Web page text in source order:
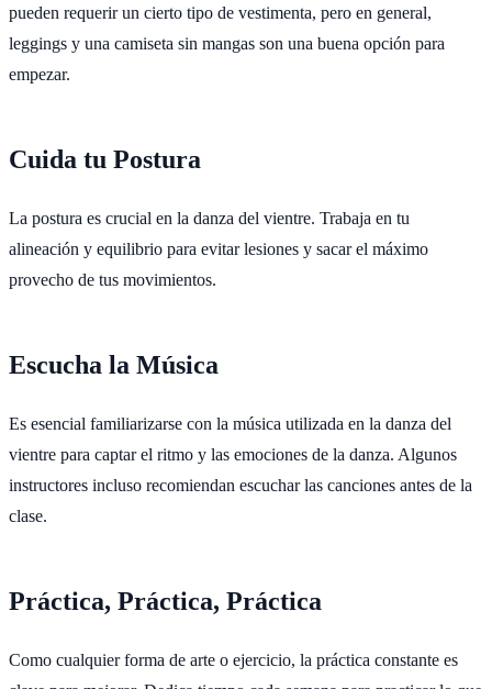
pueden requerir un cierto tipo de vestimenta, pero en general,
leggings y una camiseta sin mangas son una buena opción para
empezar.
Cuida tu Postura
La postura es crucial en la danza del vientre. Trabaja en tu
alineación y equilibrio para evitar lesiones y sacar el máximo
provecho de tus movimientos.
Escucha la Música
Es esencial familiarizarse con la música utilizada en la danza del
vientre para captar el ritmo y las emociones de la danza. Algunos
instructores incluso recomiendan escuchar las canciones antes de la
clase.
Práctica, Práctica, Práctica
Como cualquier forma de arte o ejercicio, la práctica constante es